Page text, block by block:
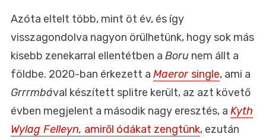
Azóta eltelt több, mint öt év, és így
visszagondolva nagyon örülhetünk, hogy sok más
kisebb zenekarral ellentétben a Boru nem állt a
földbe. 2020-ban érkezett a Maerorsingle, ami a
Grrrmbával készített splitre került, az azt követő
évben megjelent a második nagy eresztés, a Kyth
Wylag Felleyn, amiről ódákat zengtünk, ezután